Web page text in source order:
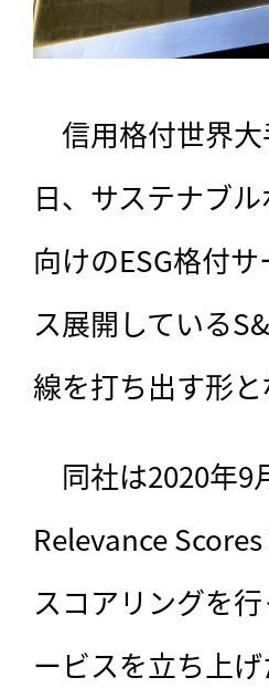
信用格付世界大
日、サステナブ
向けのESG格付
ス展開している
線を打ち出す形と
同社は2020年9
Relevance
スコアリングを
ービスを立ち上げ